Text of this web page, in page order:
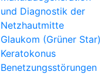
und Diagnostik der
Netzhautmitte
Glaukom (Grüner Star)
Keratokonus
Benetzungsstörungen